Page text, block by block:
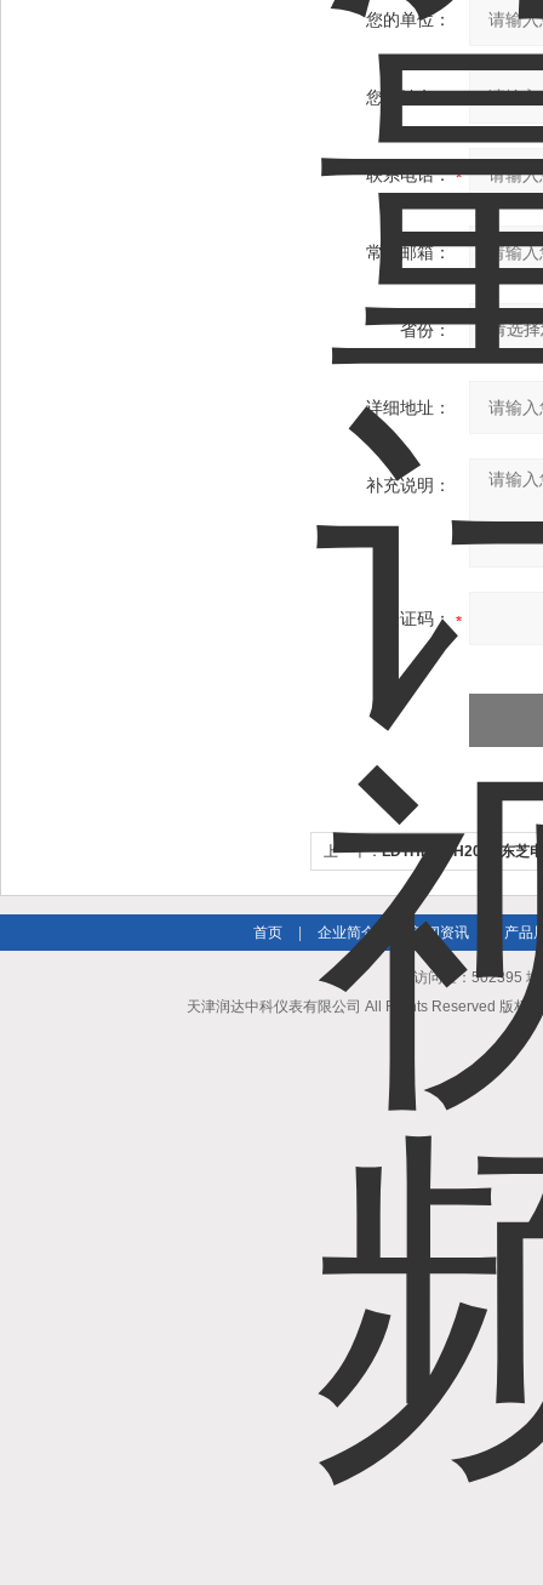
您的单位：
您的姓名：
联系电话：
常用邮箱：
省份：
详细地址：
补充说明：
验证码：
上一个：LDTHLD-TH200B东芝
首页 企业简介 新闻资讯 产品
总访问量：502395
天津润达中科仪表有限公司 All Rights Reserved 版权